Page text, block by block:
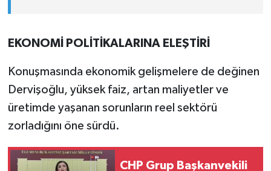
EKONOMİ POLİTİKALARINA ELEŞTİRİ
Konuşmasında ekonomik gelişmelere de değinen
Dervişoğlu, yüksek faiz, artan maliyetler ve
üretimde yaşanan sorunların reel sektörü
zorladığını öne sürdü.
CHP Grup Başkanvekili